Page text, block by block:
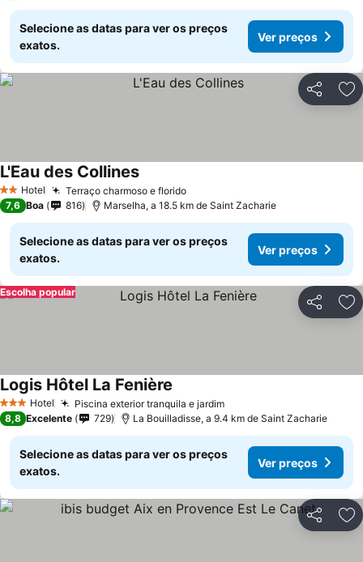
Selecione as datas para ver os preços
exatos.
Ver preços
Partilhar
2 Estrelas
Hotel Terraço charmoso e floridoVer preços
L'Eau des CollinesVer preços
7,6 Boa 816 Marselha, a 18.5 km de Saint Zacharie
Selecione as datas para ver os preços
exatos.
Ver preços
Partilhar
Escolha popular
3 EstrelasHotel Piscina exterior tranquila e jardimVer preços
Logis Hôtel La Fenière
8,8 Excelente 729 La Bouilladisse, a 9.4 km de Saint Zacharie
Selecione as datas para ver os preços
exatos.
Ver preços
Partilhar